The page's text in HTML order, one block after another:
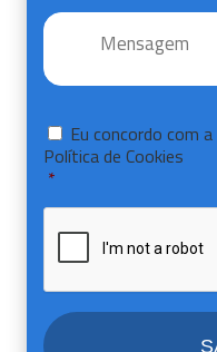
Mensagem *
Consentir
Eu concordo com a
Política de Cookies
*
CAPTCHA